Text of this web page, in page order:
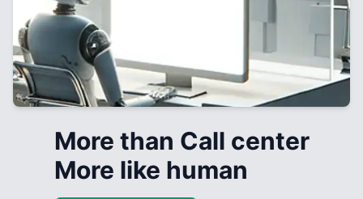
More than Call center
More like human